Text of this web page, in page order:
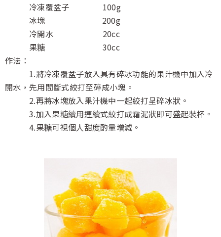
冷凍覆盆子 100g
冰塊 200g
冷開水 20cc
果糖 30cc
作法：
1.將冷凍覆盆子放入具有碎冰功能的果汁機中加入冷
開水，先用間斷式絞打至碎成小塊。
2.再將冰塊放入果汁機中一起絞打呈碎冰狀。
3.加入果糖續用連續式絞打成霜泥狀即可盛起裝杯。
4.果糖可視個人甜度酌量增減。